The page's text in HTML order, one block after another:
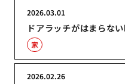
ドアラッチがはまらな
2026.03.01
家
2026.02.26